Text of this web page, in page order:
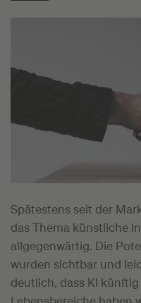
Spätestens seit der
das Thema künstliche
allgegenwärtig. Die
wurden sichtbar und
deutlich, dass KI